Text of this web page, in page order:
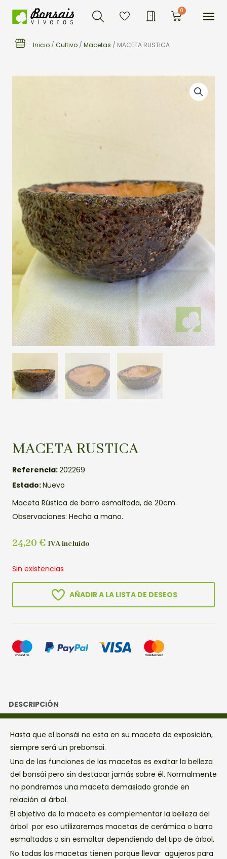
Buscar 0Carrito
Inicio / Cultivo / Macetas / MACETA RUSTICA
MACETA RUSTICA
Referencia:202269
Estado:Nuevo
Maceta Rústica de barro esmaltada, de 20cm.
Observaciones: Hecha a mano.
24,20 € IVA incluído
Sin existencias
AÑADIR A LA LISTA DE DESEOS
DESCRIPCIÓN
Hasta que el bonsái no esta en su maceta de exposición,
siempre será un prebonsai.
Una de las funciones de las macetas es exaltar la belleza
del bonsái pero sin destacar jamás sobre él. Normalmente
no pondremos una maceta demasiado grande en
relación al árbol.
El objetivo de la maceta es complementar la belleza del
árbol por eso utilizaremos macetas de cerámica o barro
esmaltadas o sin esmaltar dependiendo del tipo de árbol.
No todas las macetas tienen porque llevar agujeros para